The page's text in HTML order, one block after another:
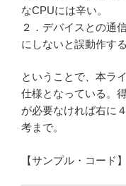
なCPUには辛い。
２．デバイスとの通
にしないと誤動作す
ということで、本ラ
仕様となっている。
が必要なければ右に
考まで。
【サンプル・コード】